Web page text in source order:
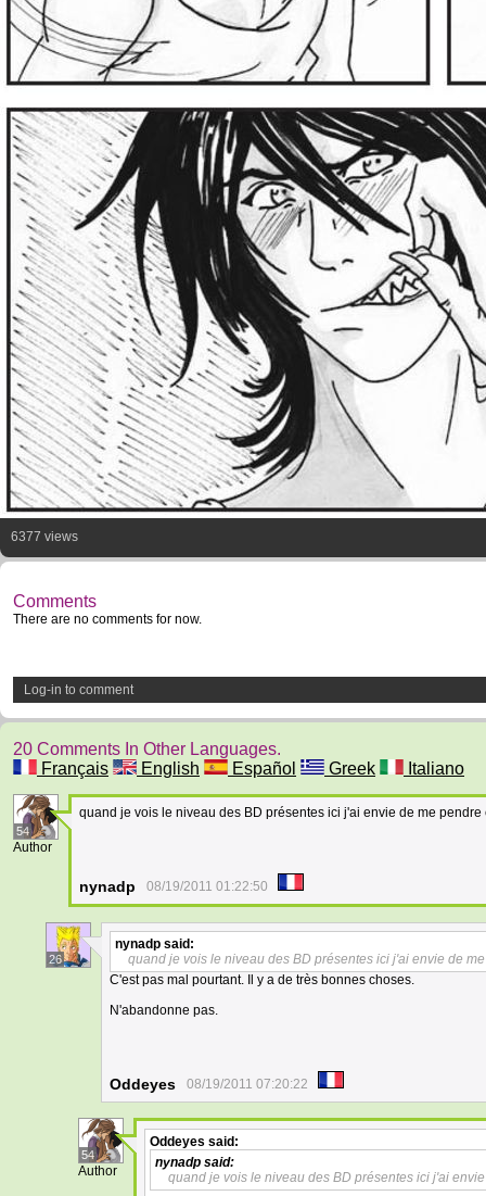
6377 views
Comments
There are no comments for now.
Log-in to comment
20 Comments In Other Languages.
Français
English Español Greek Italiano
54
Author
quand je vois le niveau des BD présentes ici j'ai envie de me
nynadp 08/19/2011 01:22:50
26
nynadp said:
quand je vois le niveau des BD présentes ici j'ai envie de
C'est pas mal pourtant. Il y a de très bonnes choses.
N'abandonne pas.
Oddeyes 08/19/2011 07:20:22
54
Author
Oddeyes said:
nynadp said:
quand je vois le niveau des BD présentes ici j'ai